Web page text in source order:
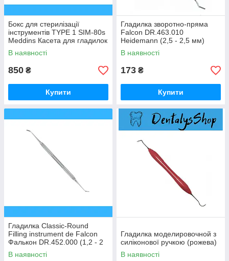
Бокс для стерилізації
інструментів TYPE 1 SIM-80s
Meddins Касета для гладилок
В наявності
850 ₴
Купити
Гладилка зворотно-пряма
Falcon DR.463.010
Heidemann (2,5 - 2,5 мм)
Фалькон
В наявності
173 ₴
Купити
Гладилка Classic-Round
Filling instrument de Falcon
Фалькон DR.452.000 (1,2 - 2
мм)
В наявності
Гладилка моделировочной з
силіконової ручкою (рожева)
В наявності